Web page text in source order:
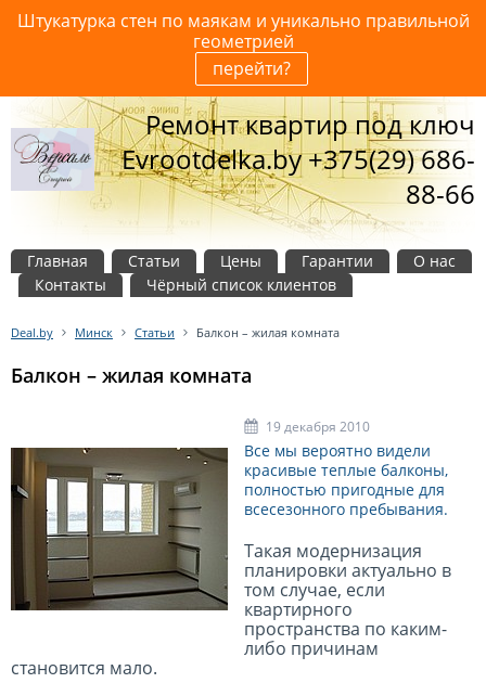
Штукатурка стен по маякам и уникально правильной
геометрией
перейти?
Ремонт квартир под ключ
Evrootdelka.by +375(29) 686-
88-66
Главная Статьи Цены Гарантии
О нас
Контакты
Чёрный список клиентов
Deal.by Минск Статьи Балкон – жилая комната
Балкон – жилая комната
19 декабря 2010
Все мы вероятно видели
красивые теплые балконы,
полностью пригодные для
всесезонного пребывания.
Такая модернизация
планировки актуально в
том случае, если
квартирного
пространства по каким-
либо причинам
становится мало.